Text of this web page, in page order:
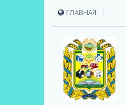
ГЛАВНАЯ |